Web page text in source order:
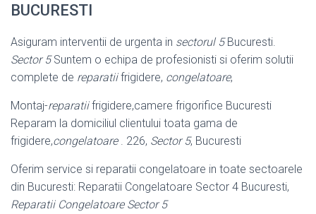
BUCURESTI
Asiguram interventii de urgenta in sectorul 5Bucuresti.
Sector 5Suntem o echipa de profesionisti si oferim solutii
complete de reparatiifrigidere, congelatoare,
Montaj-reparatiifrigidere,camere frigorifice Bucuresti
Reparam la domiciliul clientului toata gama de
frigidere,congelatoare. 226, Sector 5, Bucuresti
Oferim service si reparatii congelatoare in toate sectoarele
din Bucuresti: Reparatii Congelatoare Sector 4 Bucuresti,
Reparatii Congelatoare Sector 5